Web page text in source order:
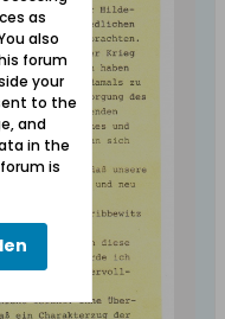
as
also
forum
your
to the
and
in the
is